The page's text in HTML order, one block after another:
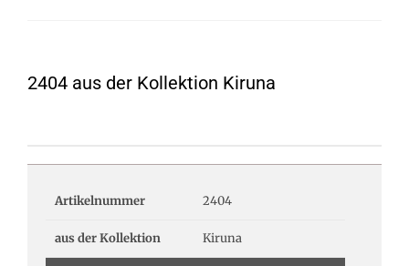
2404 aus der Kollektion Kiruna
Artikelnummer 2404
aus der Kollektion Kiruna